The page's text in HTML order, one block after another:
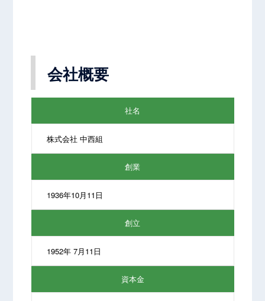
会社概要
社名
株式会社 中西組
創業
1936年10月11日
創立
1952年 7月11日
資本金